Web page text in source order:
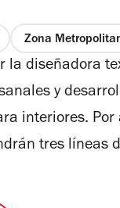
Zona
la diseñadora
y
interiores.
tres líneas